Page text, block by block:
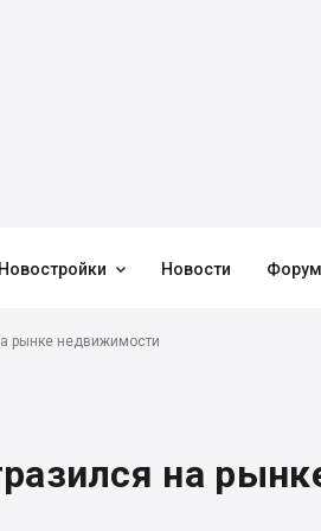
Новостройки  Новости Форум
рынке недвижимости
на